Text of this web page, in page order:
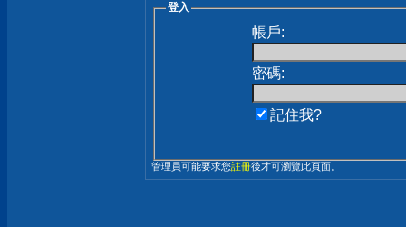
登入
帳戶:
密碼:
記住我?
管理員可能要求您註冊後才可瀏覽此頁面。